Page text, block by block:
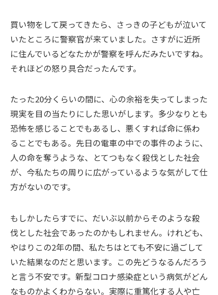
買い物をして戻ってきたら、さっきの子どもが泣いて
いたところに警察官が来ていました。さすがに近所
に住んでいるどなたかが警察を呼んだみたいですね。
それほどの怒り具合だったんです。
たった20分くらいの間に、心の余裕を失ってしまった
現実を目の当たりにした思いがします。多少なりとも
恐怖を感じることでもあるし、悪くすれば命に係わ
ることでもある。先日の電車の中での事件のように、
人の命を奪うような、とてつもなく殺伐とした社会
が、今私たちの周りに広がっているような気がして仕
方がないのです。
もしかしたらすでに、だいぶ以前からそのような殺
伐とした社会であったのかもしれません。けれども、
やはりこの2年の間、私たちはとても不安に過ごして
いた結果なのだと思います。この先どうなるんだろう
と言う不安です。新型コロナ感染症という病気がどん
なものかよくわからない。実際に重篤化する人や亡